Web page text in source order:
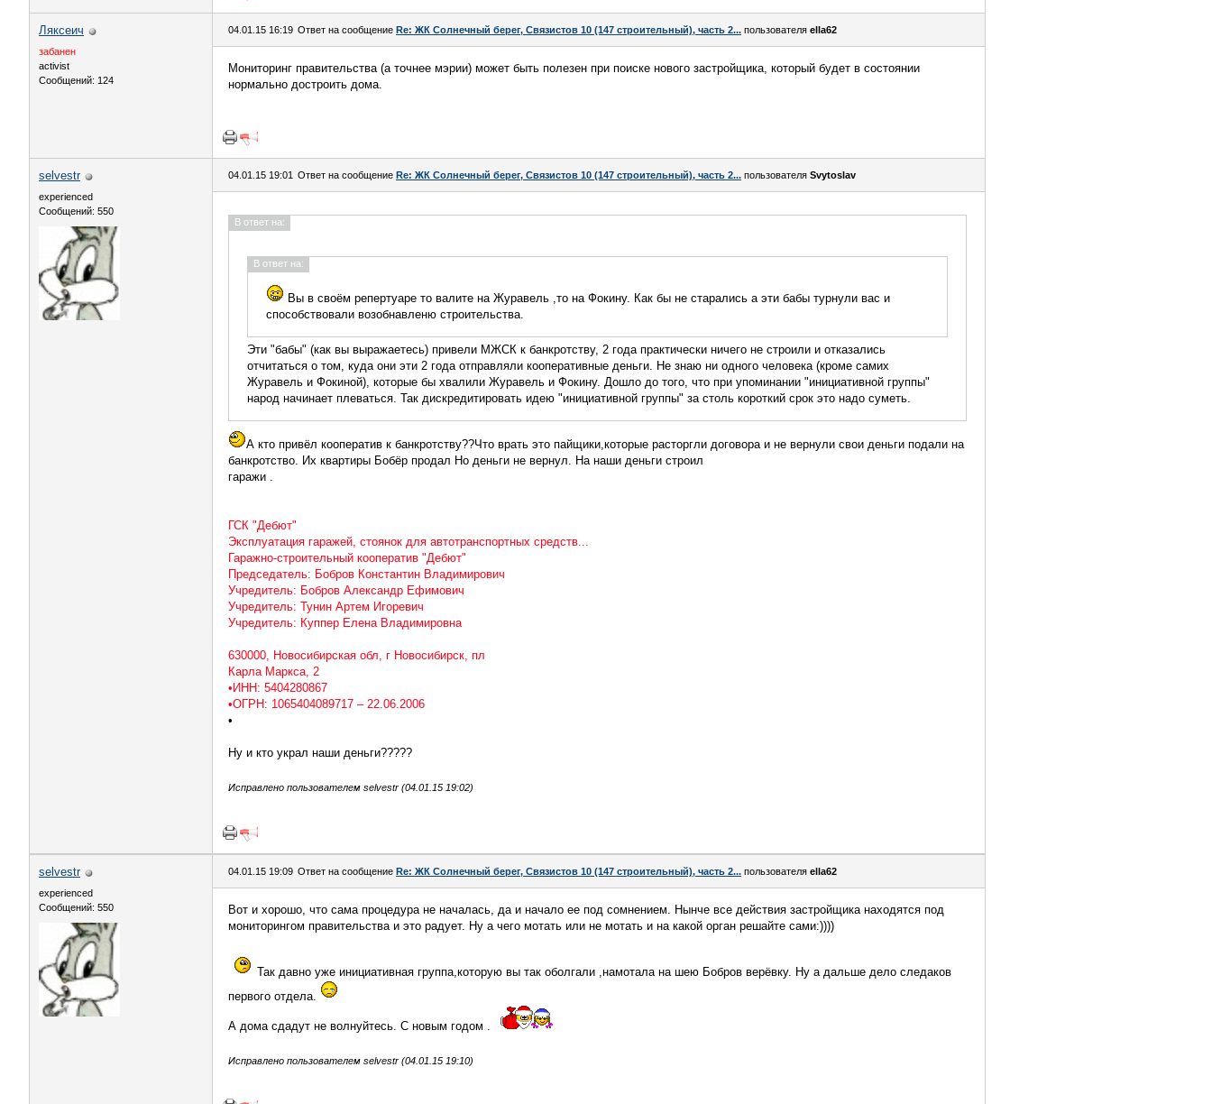
Ляксеич
забанен
activist
Сообщений: 124
04.01.15 16:19 Ответ на сообщение Re: ЖК Солнечный берег, Связистов 10 (147 строительный), часть 2... пользователя ella62
Мониторинг правительства (а точнее мэрии) может быть полезен при поиске нового застройщика, который будет в состоянии
нормально достроить дома.
selvestr
experienced
Сообщений: 550
04.01.15 19:01 Ответ на сообщение Re: ЖК Солнечный берег, Связистов 10 (147 строительный), часть 2... пользователя Svytoslav
В ответ на:
В ответ на:
Вы в своём репертуаре то валите на Журавель ,то на Фокину. Как бы не старались а эти бабы турнули вас и
способствовали возобнавленю строительства.
Эти "бабы" (как вы выражаетесь) привели МЖСК к банкротству, 2 года практически ничего не строили и отказались
отчитаться о том, куда они эти 2 года отправляли кооперативные деньги. Не знаю ни одного человека (кроме самих
Журавель и Фокиной), которые бы хвалили Журавель и Фокину. Дошло до того, что при упоминании "инициативной группы"
народ начинает плеваться. Так дискредитировать идею "инициативной группы" за столь короткий срок это надо суметь.
А кто привёл кооператив к банкротству??Что врать это пайщики,которые расторгли договора и не вернули свои деньги подали на
банкротство. Их квартиры Бобёр продал Но деньги не вернул. На наши деньги строил
гаражи .
ГСК "Дебют"
Эксплуатация гаражей, стоянок для автотранспортных средств...
Гаражно-строительный кооператив "Дебют"
Председатель: Бобров Константин Владимирович
Учредитель: Бобров Александр Ефимович
Учредитель: Тунин Артем Игоревич
Учредитель: Куппер Елена Владимировна
630000, Новосибирская обл, г Новосибирск, пл
Карла Маркса, 2
•ИНН: 5404280867
•ОГРН: 1065404089717 – 22.06.2006
•
Ну и кто украл наши деньги?????
Исправлено пользователем selvestr (04.01.15 19:02)
selvestr
experienced
Сообщений: 550
04.01.15 19:09 Ответ на сообщение Re: ЖК Солнечный берег, Связистов 10 (147 строительный), часть 2... пользователя ella62
Вот и хорошо, что сама процедура не началась, да и начало ее под сомнением. Нынче все действия застройщика находятся под
мониторингом правительства и это радует. Ну а чего мотать или не мотать и на какой орган решайте сами:))))
Так давно уже инициативная группа,которую вы так оболгали ,намотала на шею Бобров верёвку. Ну а дальше дело следаков
первого отдела.
А дома сдадут не волнуйтесь. С новым годом .
Исправлено пользователем selvestr (04.01.15 19:10)